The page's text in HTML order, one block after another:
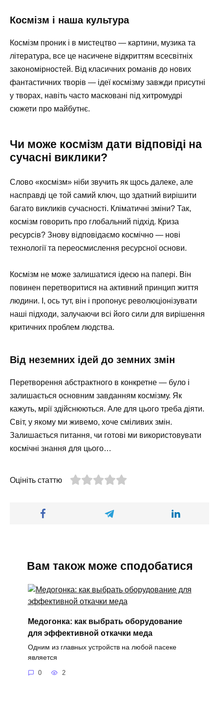
Космізм і наша культура
Космізм проник і в мистецтво — картини, музика та
література, все це насичене відкриттям всесвітніх
закономірностей. Від класичних романів до нових
фантастичних творів — ідеї космізму завжди присутні
у творах, навіть часто масковані під хитромудрі
сюжети про майбутнє.
Чи може космізм дати відповіді на
сучасні виклики?
Слово «космізм» ніби звучить як щось далеке, але
насправді це той самий ключ, що здатний вирішити
багато викликів сучасності. Кліматичні зміни? Так,
космізм говорить про глобальний підхід. Криза
ресурсів? Знову відповідаємо космічно — нові
технології та переосмислення ресурсної основи.
Космізм не може залишатися ідеєю на папері. Він
повинен перетворитися на активний принцип життя
людини. І, ось тут, він і пропонує революціонізувати
наші підходи, залучаючи всі його сили для вирішення
критичних проблем людства.
Від неземних ідей до земних змін
Перетворення абстрактного в конкретне — було і
залишається основним завданням космізму. Як
кажуть, мрії здійснюються. Але для цього треба діяти.
Світ, у якому ми живемо, хоче сміливих змін.
Залишається питання, чи готові ми використовувати
космічні знання для цього…
Оцініть статтю
Вам також може сподобатися
Медогонка: как выбрать оборудование
для эффективной откачки меда
Одним из главных устройств на любой пасеке
является
0 2